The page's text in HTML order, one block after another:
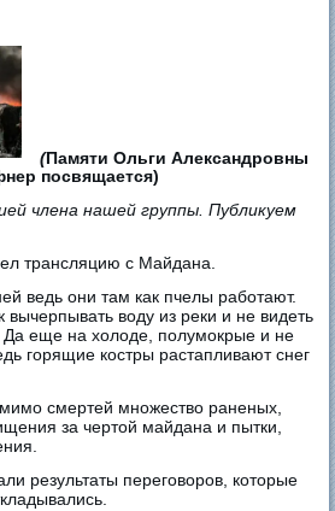
(Памяти Ольги Александровны
посвящается)
члена нашей группы. Публикуем
трансляцию с Майдана.
ведь они там как пчелы работают.
вычерпывать воду из реки и не видеть
Да еще на холоде, полумокрые и не
горящие костры растапливают снег
смертей множество раненых,
за чертой майдана и пытки,
результаты переговоров, которые